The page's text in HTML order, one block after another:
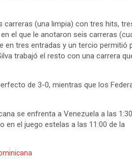
carreras (una limpia) con tres hits,
el que le anotaron seis carreras
en tres entradas y un tercio permitió
trabajó el resto con una carrera
de 3-0, mientras que los
se enfrenta a Venezuela a las
en el juego estelas a las 11:00 de la